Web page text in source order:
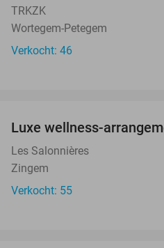
TRKZK
Wortegem-Petegem
Verkocht: 46
Luxe wellness-
Les Salonnières
Zingem
Verkocht: 55